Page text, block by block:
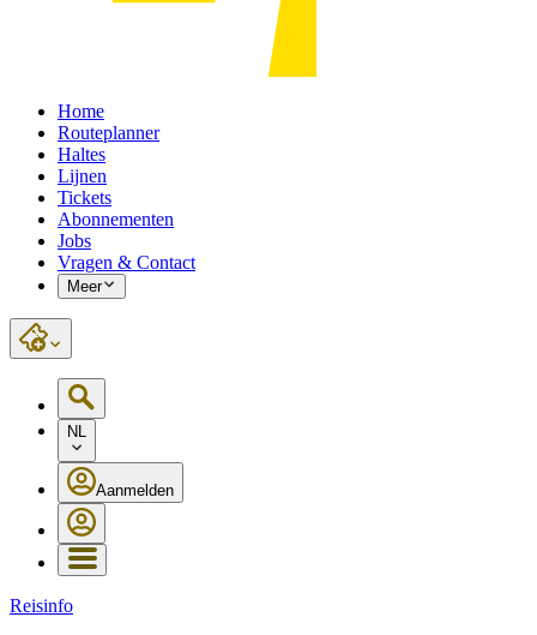
Home
Routeplanner
Haltes
Lijnen
Tickets
Abonnementen
Jobs
Vragen & Contact
Meer
NL
Aanmelden
Reisinfo